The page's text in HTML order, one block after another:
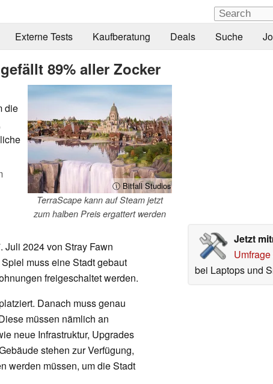
Externe Tests Kaufberatung Deals Suche
89% aller Zocker
ⓘ Bitfall Studios
TerraScape kann auf Steam jetzt
zum halben Preis ergattert werden
die
Jetzt
bei Laptops und
Juli 2024 von Stray Fawn
muss eine Stadt gebaut
freigeschaltet werden.
Danach muss genau
müssen nämlich an
neue Infrastruktur, Upgrades
stehen zur Verfügung,
werden müssen, um die Stadt